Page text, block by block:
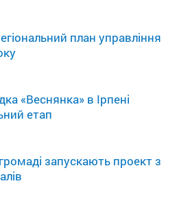
план управління
«Веснянка» в Ірпені
етап
запускають проект з